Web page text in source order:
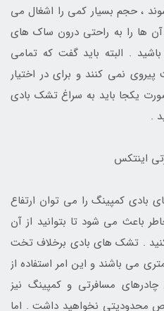
، حجم بسیار کمی را اشغال می
ها را به راحتی درون ساک های
. البته باید گفت که تمامی
نمی کنند و برای در اختیار
یکجا باید به سراغ تشک بادی
.
اینتکس
کمپینگ را می توان ارتفاع
باعث می شود تا بتوانید از آن
کنید . تشک های بادی برخلاف تخت
می باشند و این امر استفاده از
مسافرتی و کمپینگ نیز
محدودیتی نخواهید داشت . اما